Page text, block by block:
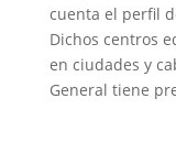
cuenta el perfil
Dichos centros
en ciudades y
General tiene